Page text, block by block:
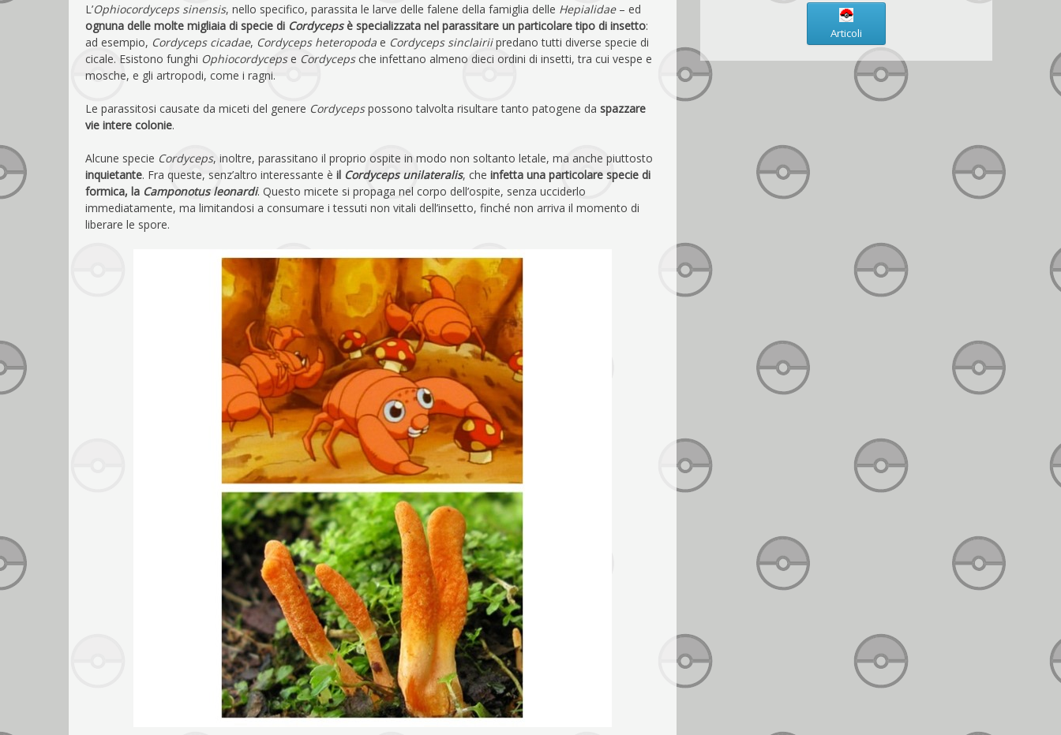
L’Ophiocordyceps sinensis, nello specifico, parassita le larve delle falene della famiglia delle Hepialidae– ed
ognuna delle molte migliaia di specie di Cordycepsè specializzata nel parassitare un particolare tipo di insetto:
ad esempio, Cordyceps cicadae, Cordyceps heteropoda e Cordyceps sinclairiipredano tutti diverse specie di
cicale. Esistono funghi Ophiocordycepse Cordycepsche infettano almeno dieci ordini di insetti, tra cui vespe e
mosche, e gli artropodi, come i ragni.
Le parassitosi causate da miceti del genere Cordycepspossono talvolta risultare tanto patogene da spazzare
vie intere colonie.
Alcune specie Cordyceps, inoltre, parassitano il proprio ospite in modo non soltanto letale, ma anche piuttosto
inquietante. Fra queste, senz’altro interessante è il Cordyceps unilateralis, che infetta una particolare specie di
formica, la Camponotus leonardi. Questo micete si propaga nel corpo dell’ospite, senza ucciderlo
immediatamente, ma limitandosi a consumare i tessuti non vitali dell’insetto, finché non arriva il momento di
liberare le spore.
Articoli